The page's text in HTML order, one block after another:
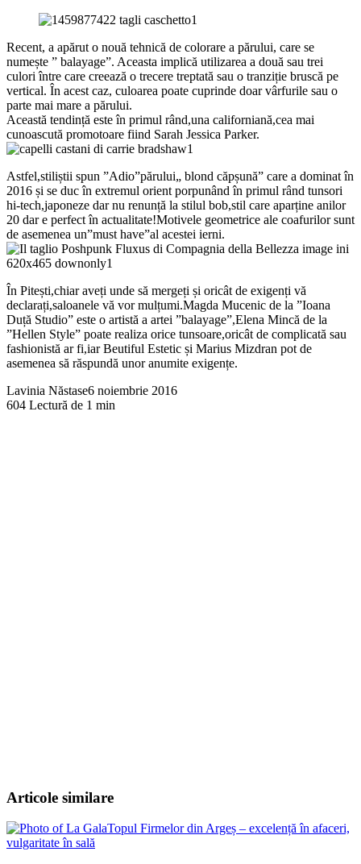
Recent, a apărut o nouă tehnică de colorare a părului, care se
numește ” balayage”. Aceasta implică utilizarea a două sau trei
culori între care creează o trecere treptată sau o tranziție bruscă pe
vertical. În acest caz, culoarea poate cuprinde doar vârfurile sau o
parte mai mare a părului.
Această tendință este în primul rând,una californiană,cea mai
cunoascută promotoare fiind Sarah Jessica Parker.
Astfel,stiliștii spun ”Adio”părului„ blond căpșună” care a dominat în
2016 și se duc în extremul orient porpunând în primul rând tunsori
hi-tech,japoneze dar nu renunță la stilul bob,stil care aparține anilor
20 dar e perfect în actualitate!Motivele geometrice ale coafurilor sunt
de asemenea un”must have”al acestei ierni.
În Pitești,chiar aveți unde să mergeți și oricât de exigenți vă
declarați,saloanele vă vor mulțumi.Magda Mucenic de la ”Ioana
Duță Studio” este o artistă a artei ”balayage”,Elena Mincă de la
”Hellen Style” poate realiza orice tunsoare,oricât de complicată sau
fashionistă ar fi,iar Beutiful Estetic și Marius Mizdran pot de
asemenea să răspundă unor anumite exigențe.
Lavinia Năstase6 noiembrie 2016
604 Lectură de 1 min
Articole similare